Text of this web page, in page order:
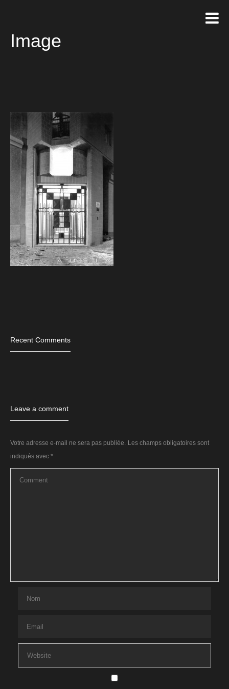
Image
Recent Comments
Leave a comment
Votre adresse e-mail ne sera pas publiée. Les champs obligatoires sont
indiqués avec *